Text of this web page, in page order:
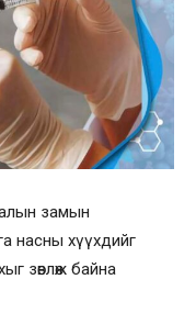
замын
насны хүүхдийг
зөвлөж байна